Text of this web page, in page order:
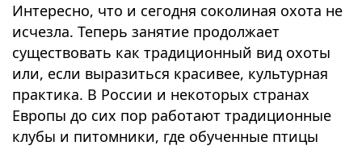
Интересно, что и сегодня соколиная охота не
исчезла. Теперь занятие продолжает
существовать как традиционный вид охоты
или, если выразиться красивее, культурная
практика. В России и некоторых странах
Европы до сих пор работают традиционные
клубы и питомники, где обученные птицы